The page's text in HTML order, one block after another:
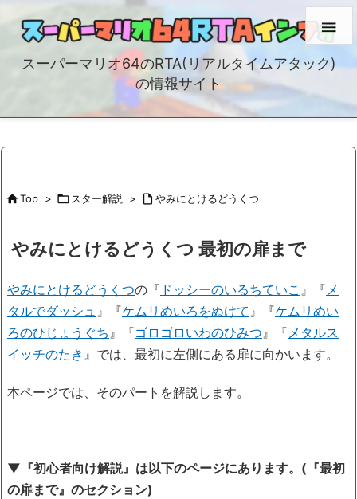
スーパーマリオ64のRTA(リアルタイムアタック)
の情報サイト

Top > スター解説 >  やみにとけるどうくつ
やみにとけるどうくつ 最初の扉まで
やみにとけるどうくつの『 ドッシーのいるちていこ 』『メ
タルでダッシュ 』『ケムリめいろをぬけて 』『ケムリめい
ろのひじょうぐち 』『ゴロゴロいわのひみつ』『メタルス
イッチのたき 』では、最初に左側にある扉に向かいます。
本ページでは、そのパートを解説します。
▼『初心者向け解説』は以下のページにあります。(『最初
の扉まで』のセクション)